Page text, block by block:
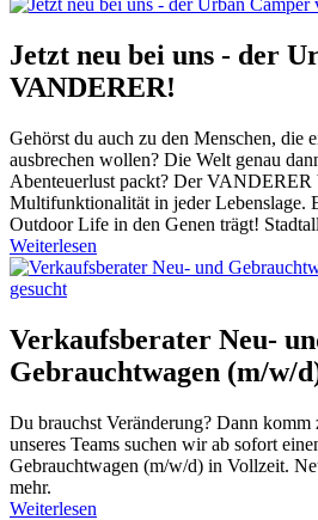
Jetzt neu bei uns - der
VANDERER!
Gehörst du auch zu den Menschen, die
ausbrechen wollen? Die Welt genau
Abenteuerlust packt? Der
Multifunktionalität in jeder Lebenslage.
Outdoor Life in den Genen trägt!
Weiterlesen
Verkaufsberater Neu-
Gebrauchtwagen (m/w/
Du brauchst Veränderung? Dann
unseres Teams suchen wir ab sofort
Gebrauchtwagen (m/w/d) in Vollzeit.
mehr.
Weiterlesen